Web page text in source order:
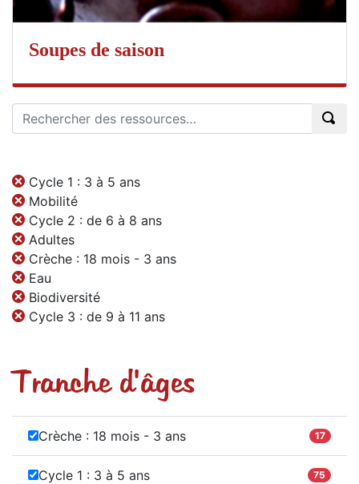
Soupes de saison
Cycle 1 : 3 à 5 ans
Mobilité
Cycle 2 : de 6 à 8 ans
Adultes
Crèche : 18 mois - 3 ans
Eau
Biodiversité
Cycle 3 : de 9 à 11 ans
Tranche d'âges
Crèche : 18 mois - 3 ans 17
Cycle 1 : 3 à 5 ans 75